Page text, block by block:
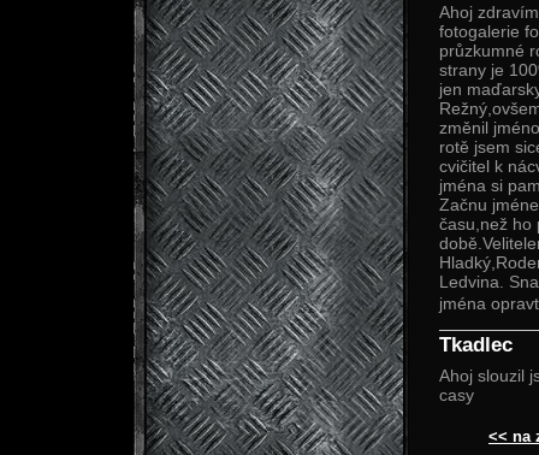
Ahoj
fotogalerie
průzkumné
strany je
jen
změnil
rotě jsem
cvičitel k
jména si
Začnu
času,než ho
Ledvina.
jména
Tkadlec
Ahoj slouzil
casy
<< na